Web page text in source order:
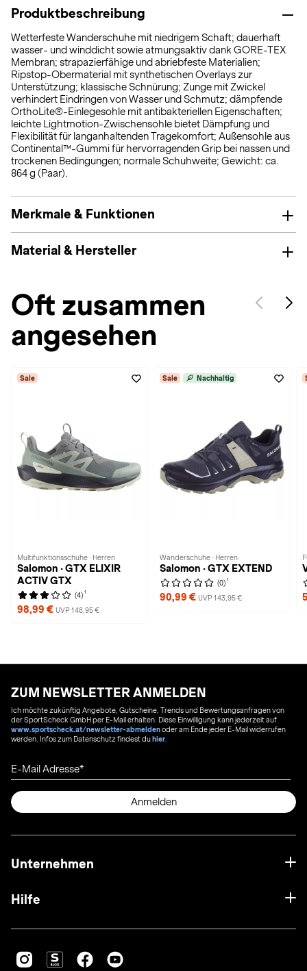
Produktbeschreibung
Wetterfeste Wanderschuhe mit niedrigem Schaft; dauerhaft
wasser- und winddicht sowie atmungsaktiv dank GORE-TEX
Membran; strapazierfähige und abriebfeste Materialien;
Ripstop-Obermaterial mit synthetischen Overlays zur
Unterstützung; klassische Schnürung; Zunge mit Zwickel
verhindert Eindringen von Wasser und Schmutz; dämpfende
OrthoLite®-Einlegesohle mit antibakteriellen Eigenschaften;
leichte Lightmotion-Zwischensohle bietet Dämpfung und
Flexibilität für langanhaltenden Tragekomfort; Außensohle aus
Continental™-Gummi für hervorragenden Grip bei nassen und
trockenen Bedingungen; normale Schuhweite; Gewicht: ca.
864 g (Paar).
Merkmale & Funktionen
Material & Hersteller
Oft zusammen
angesehen
Sale
Multifunktionsschuhe · Herren
Salomon · GTX ELIXIR
ACTIV GTX
(4) 1
98,99 € UVP 148,95 €
Sale Nachhaltig
Wanderschuhe · Herren
Salomon · GTX EXTEND
(0) 1
90,99 € UVP 143,95 €
ZUM NEWSLETTER ANMELDEN
Ich möchte zukünftig Angebote, Gutscheine, Trends und Bewertungsanfragen von
der SportScheck GmbH per E-Mail erhalten. Diese Einwilligung kann jederzeit auf
www.sportscheck.at/newsletter-abmeldenoder am Ende jeder E-Mail widerrufen
werden. Infos zum Datenschutz findest duhier
E-Mail Adresse
Anmelden
Unternehmen
Hilfe